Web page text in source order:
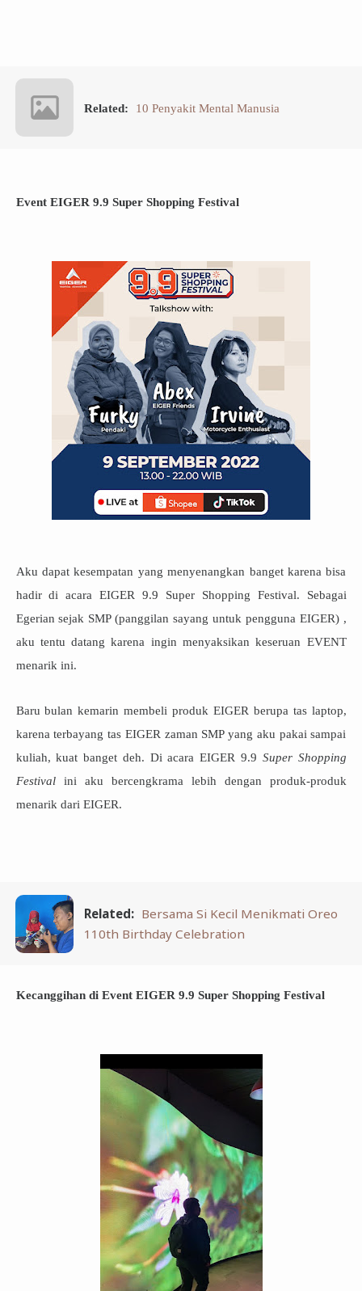
Related: 10 Penyakit Mental Manusia
Event EIGER 9.9 Super Shopping Festival
Aku dapat kesempatan yang menyenangkan banget karena bisa
hadir di acara EIGER 9.9 Super Shopping Festival. Sebagai
Egerian sejak SMP (panggilan sayang untuk pengguna EIGER) ,
aku tentu datang karena ingin menyaksikan keseruan EVENT
menarik ini.
Baru bulan kemarin membeli produk EIGER berupa tas laptop,
karena terbayang tas EIGER zaman SMP yang aku pakai sampai
kuliah, kuat banget deh. Di acara EIGER 9.9 Super Shopping
Festivalini aku bercengkrama lebih dengan produk-produk
menarik dari EIGER.
Related: Bersama Si Kecil Menikmati Oreo
110th Birthday Celebration
Kecanggihan di Event EIGER 9.9 Super Shopping Festival